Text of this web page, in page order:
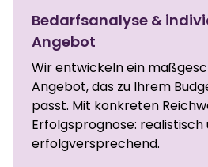
Bedarfsanalyse &
Angebot
Wir entwickeln ein
Angebot, das zu Ihrem
passt. Mit konkreten
Erfolgsprognose: realistisch
erfolgversprechend.